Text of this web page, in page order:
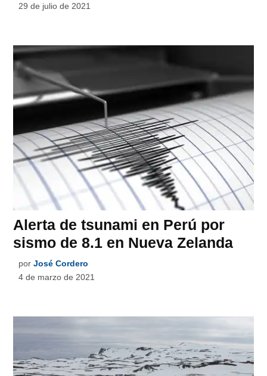
29 de julio de 2021
Alerta de tsunami en Perú por
sismo de 8.1 en Nueva Zelanda
por José Cordero
4 de marzo de 2021